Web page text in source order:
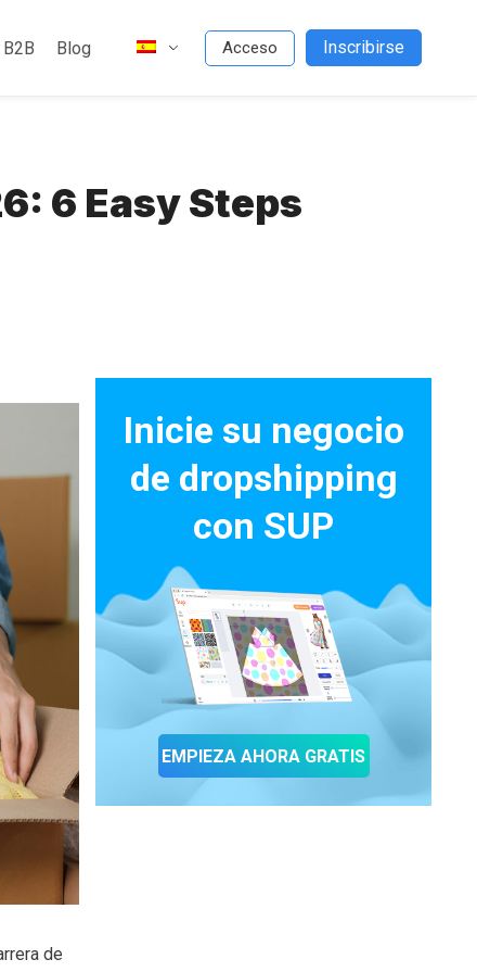
Blog Acceso Inscribirse
6 Easy Steps
de
Inicie su negocio
de dropshipping
con SUP
EMPIEZA AHORA GRATIS